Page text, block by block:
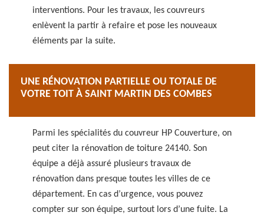
interventions. Pour les travaux, les couvreurs
enlèvent la partir à refaire et pose les nouveaux
éléments par la suite.
UNE RÉNOVATION PARTIELLE OU TOTALE DE
VOTRE TOIT À SAINT MARTIN DES COMBES
Parmi les spécialités du couvreur HP Couverture, on
peut citer la rénovation de toiture 24140. Son
équipe a déjà assuré plusieurs travaux de
rénovation dans presque toutes les villes de ce
département. En cas d’urgence, vous pouvez
compter sur son équipe, surtout lors d’une fuite. La